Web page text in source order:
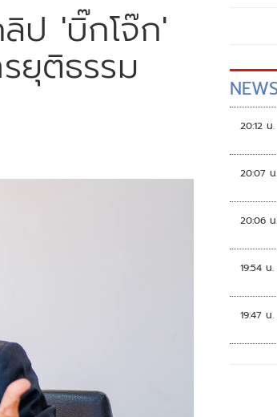
ป 'บิ๊กโจ๊ก'
ยุติธรรม
20:12 น.
20:07 น.
20:06 น.
19:54 น.
19:47 น.